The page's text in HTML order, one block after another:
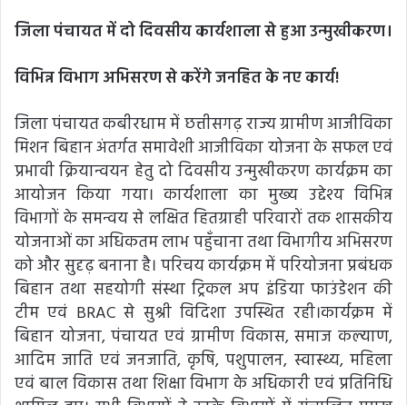
जिला पंचायत में दो दिवसीय कार्यशाला से हुआ उन्मुखीकरण।
विभिन्न विभाग अभिसरण से करेंगे जनहित के नए कार्य!
जिला पंचायत कबीरधाम में छत्तीसगढ़ राज्य ग्रामीण आजीविका
मिशन बिहान अंतर्गत समावेशी आजीविका योजना के सफल एवं
प्रभावी क्रियान्वयन हेतु दो दिवसीय उन्मुखीकरण कार्यक्रम का
आयोजन किया गया। कार्यशाला का मुख्य उद्देश्य विभिन्न
विभागों के समन्वय से लक्षित हितग्राही परिवारों तक शासकीय
योजनाओं का अधिकतम लाभ पहुँचाना तथा विभागीय अभिसरण
को और सुदृढ़ बनाना है। परिचय कार्यक्रम में परियोजना प्रबंधक
बिहान तथा सहयोगी संस्था ट्रिकल अप इंडिया फाउंडेशन की
टीम एवं BRAC से सुश्री विदिशा उपस्थित रही।कार्यक्रम में
बिहान योजना, पंचायत एवं ग्रामीण विकास, समाज कल्याण,
आदिम जाति एवं जनजाति, कृषि, पशुपालन, स्वास्थ्य, महिला
एवं बाल विकास तथा शिक्षा विभाग के अधिकारी एवं प्रतिनिधि